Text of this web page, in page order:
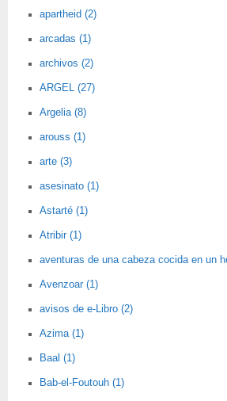
apartheid (2)
arcadas (1)
archivos (2)
ARGEL (27)
Argelia (8)
arouss (1)
arte (3)
asesinato (1)
Astarté (1)
Atribir (1)
aventuras de una cabeza cocida en un
Avenzoar (1)
avisos de e-Libro (2)
Azima (1)
Baal (1)
Bab-el-Foutouh (1)